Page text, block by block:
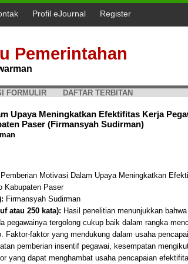
Profil eJournal Register
Pemerintahan
FORMULIR DAFTAR TERBITAN
Upaya Meningkatkan Efektifitas Kerja
Paser (Firmansyah Sudirman)
Pemberian Motivasi Dalam Upaya Meningkatkan
Kabupaten Paser
Firmansyah Sudirman
atau 250 kata): Hasil penelitian menunjukkan
pegawainya tergolong cukup baik dalam rangka
Faktor-faktor yang mendukung dalam usaha
pemberian insentif pegawai, kesempatan
yang dapat menghambat usaha pencapaian